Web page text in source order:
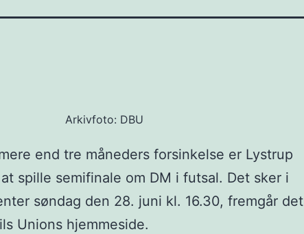
Arkivfoto: DBU
end tre måneders forsinkelse er Lystrup
spille semifinale om DM i futsal. Det sker i
søndag den 28. juni kl. 16.30, fremgår det
Unions hjemmeside.